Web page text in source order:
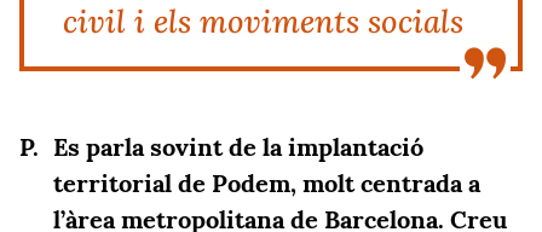
civil i els moviments socials
Es parla sovint de la implantació
territorial de Podem, molt centrada a
l’àrea metropolitana de Barcelona. Creu